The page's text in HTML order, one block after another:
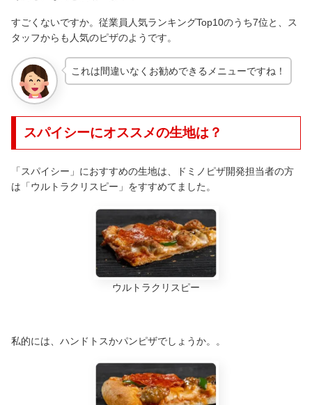
すごくないですか。従業員人気ランキングTop10のうち7位と、ス
タッフからも人気のピザのようです。
これは間違いなくお勧めできるメニューですね！
スパイシーにオススメの生地は？
「スパイシー」におすすめの生地は、ドミノピザ開発担当者の方
は「ウルトラクリスピー」をすすめてました。
ウルトラクリスピー
私的には、ハンドトスかパンピザでしょうか。。